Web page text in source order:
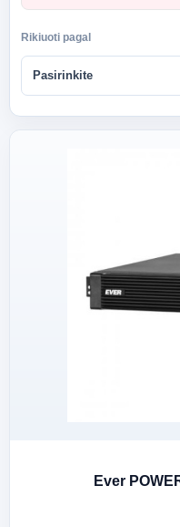
Rikiuoti pagal
Pasirinkite
Ever